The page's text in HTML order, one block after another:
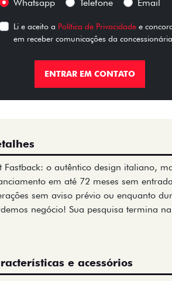
Whatsapp Telefone Email
Li e aceito a Política de Privacidade e
em receber comunicações da
ENTRAR EM CONTATO
Fastback: o autêntico design italiano,
em até 72 meses sem
sem aviso prévio ou enquanto
negócio! Sua pesquisa termina na
e acessórios